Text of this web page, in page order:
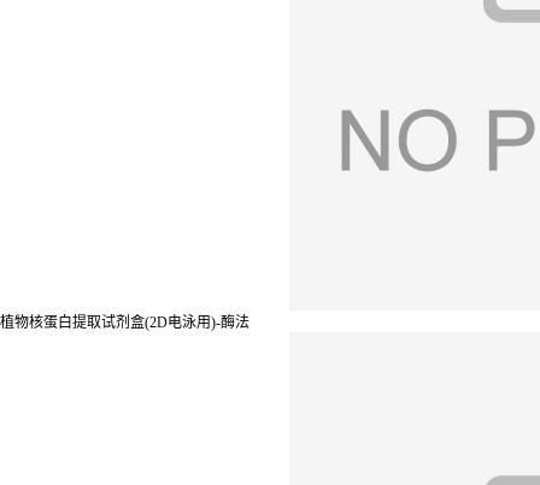
植物核蛋白提取试剂盒(2D电泳用)-酶法